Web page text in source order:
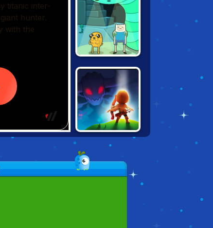
TIME: BREAK THE
WORM
ARCHERO: THE
LONE ARCHER